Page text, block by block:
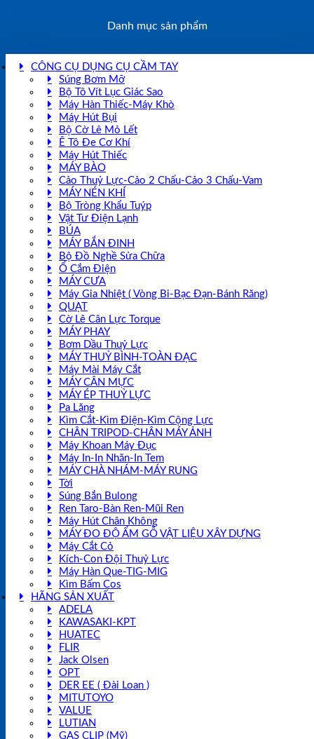
Danh mục sản phẩm
CÔNG CỤ DỤNG CỤ CẦM TAY
Súng Bơm Mỡ
Bộ Tô Vít Lục Giác Sao
Máy Hàn Thiếc-Máy Khò
Máy Hút Bụi
Bộ Cờ Lê Mỏ Lết
Ê Tô Đe Cơ Khí
Máy Hút Thiếc
MÁY BÀO
Cảo Thuỷ Lực-Cảo 2 Chấu-Cảo 3 Chấu-Vam
MÁY NÉN KHÍ
Bộ Tròng Khẩu Tuýp
Vật Tư Điện Lạnh
BÚA
MÁY BẮN ĐINH
Bộ Đồ Nghề Sửa Chữa
Ổ Cắm Điện
MÁY CƯA
Máy Gia Nhiệt ( Vòng Bi-Bạc Đạn-Bánh Răng)
QUẠT
Cờ Lê Cân Lực Torque
MÁY PHAY
Bơm Dầu Thuỷ Lực
MÁY THUỶ BÌNH-TOÀN ĐẠC
Máy Mài Máy Cắt
MÁY CÂN MỰC
MÁY ÉP THUỶ LỰC
Pa Lăng
Kìm Cắt-Kìm Điện-Kìm Cộng Lực
CHÂN TRIPOD-CHÂN MÁY ẢNH
Máy Khoan Máy Đục
Máy In-In Nhãn-In Tem
MÁY CHÀ NHÁM-MÁY RUNG
Tời
Súng Bắn Bulong
Ren Taro-Bàn Ren-Mũi Ren
Máy Hút Chân Không
MÁY ĐO ĐỘ ẨM GỖ VẬT LIỆU XÂY DỰNG
Máy Cắt Cỏ
Kích-Con Đội Thuỷ Lực
Máy Hàn Que-TIG-MIG
Kìm Bấm Cos
HÃNG SẢN XUẤT
ADELA
KAWASAKI-KPT
HUATEC
FLIR
Jack Olsen
OPT
DER EE ( Đài Loan )
MITUTOYO
VALUE
LUTIAN
GAS CLIP (Mỹ)